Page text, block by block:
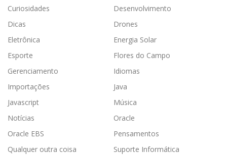
Curiosidades
Desenvolvimento
Dicas
Drones
Eletrônica
Energia Solar
Esporte
Flores do Campo
Gerenciamento
Idiomas
Importações
Java
Javascript
Música
Notícias
Oracle
Oracle EBS
Pensamentos
Qualquer outra coisa
Suporte Informática